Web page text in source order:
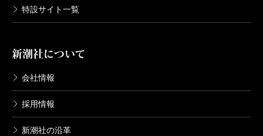
特設サイト一覧
新潮社について
会社情報
採用情報
新潮社の沿革